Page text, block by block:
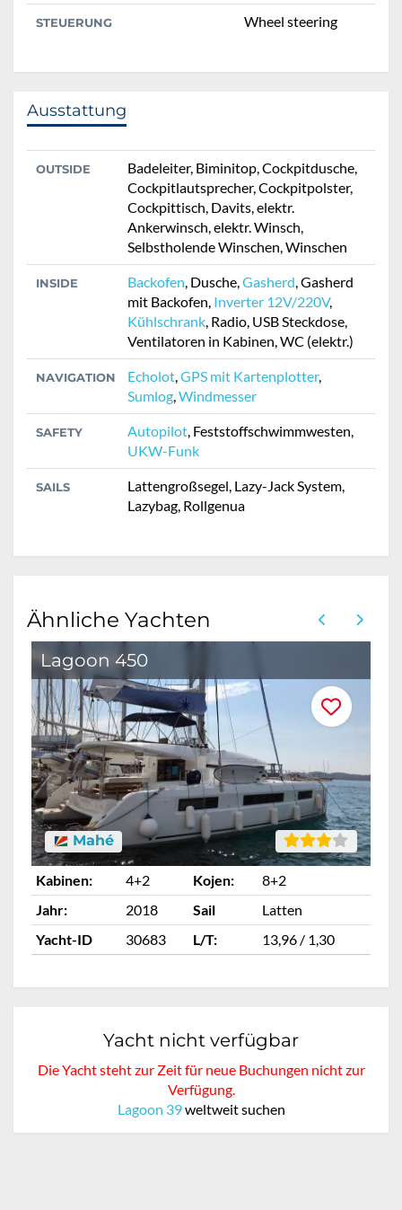
STEUERUNG Wheel steering
Ausstattung
OUTSIDE
Badeleiter, Biminitop, Cockpitdusche,
Cockpitlautsprecher, Cockpitpolster,
Cockpittisch, Davits, elektr.
Ankerwinsch, elektr. Winsch,
Selbstholende Winschen, Winschen
INSIDE Backofen, Dusche,Gasherd, Gasherd
mit Backofen, Inverter 12V/220V,
Kühlschrank, Radio, USB Steckdose,
Ventilatoren in Kabinen, WC (elektr.)
NAVIGATION Echolot,GPS mit Kartenplotter,
Sumlog,Windmesser
SAFETY Autopilot, Feststoffschwimmwesten,
UKW-Funk
SAILS
Lattengroßsegel, Lazy-Jack System,
Lazybag, Rollgenua
Ähnliche Yachten
Lagoon 450
Mahé
Kabinen: 4+2 Kojen:
8+2
Jahr:
2018 Sail
Latten
Yacht-ID
30683 L/T: 13,96 / 1,30
Yacht nicht verfügbar
Die Yacht steht zur Zeit für neue Buchungen nicht zur
Verfügung.
Lagoon 39weltweit suchen